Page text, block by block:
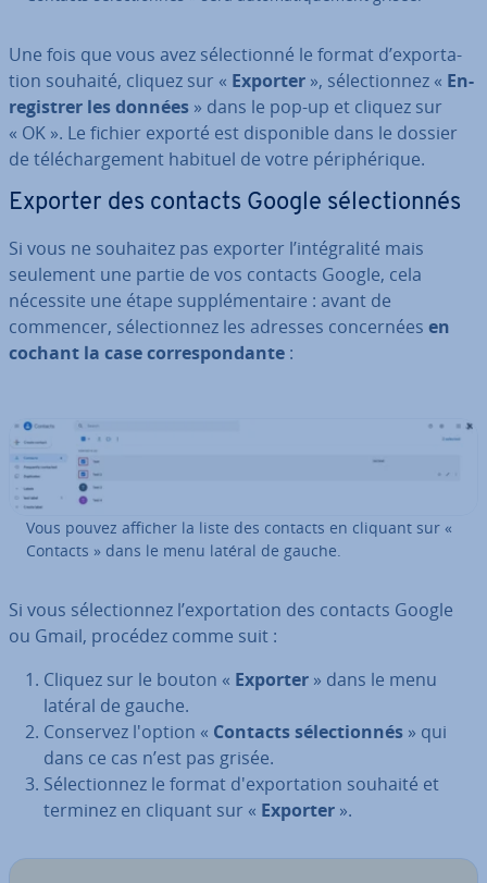
Une fois que vous avez sé­lec­tionné le format d’ex­por­ta­
tion souhaité, cliquez sur « Exporter », sé­lec­tion­nez « En­
re­gis­trer les données » dans le pop-up et cliquez sur
« OK ». Le fichier exporté est dis­po­nible dans le dossier
de té­lé­char­ge­ment habituel de votre pé­ri­phé­rique.
Exporter des contacts Google sé­lec­tion­nés
Si vous ne souhaitez pas exporter l’in­té­gra­lité mais
seulement une partie de vos contacts Google, cela
nécessite une étape sup­plé­men­taire : avant de
commencer, sé­lec­tion­nez les adresses con­cer­nées en
cochant la case cor­res­pon­dante :
Vous pouvez afficher la liste des contacts en cliquant sur «
Contacts » dans le menu latéral de gauche.
Si vous sé­lec­tion­nez l’ex­por­ta­tion des contacts Google
ou Gmail, procédez comme suit :
Cliquez sur le bouton « Exporter » dans le menu
latéral de gauche.
Conservez l'option « Contacts sé­lec­tion­nés » qui
dans ce cas n’est pas grisée.
Sé­lec­tion­nez le format d'ex­por­ta­tion souhaité et
terminez en cliquant sur « Exporter ».